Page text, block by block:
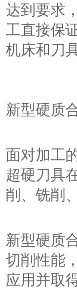
达到要求
工直接保
机床和刀
新型硬质
面对加工
超硬刀具
削、铣削
新型硬质
切削性能
应用并取